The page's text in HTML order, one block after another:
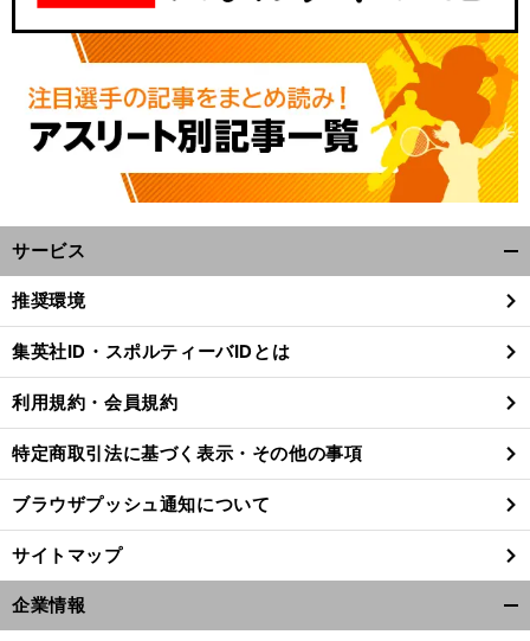
サービス
閉
る
推奨環境
集英社ID・スポルティーバIDとは
利用規約・会員規約
特定商取引法に基づく表示・その他の事項
ブラウザプッシュ通知について
サイトマップ
企業情報